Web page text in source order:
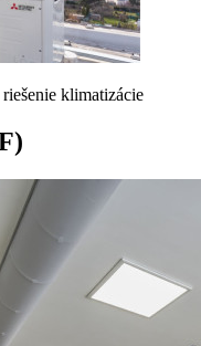
klimatizácie